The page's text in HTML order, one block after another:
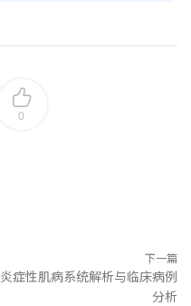
0
下一篇
炎症性肌病系统解析与临床病例
分析